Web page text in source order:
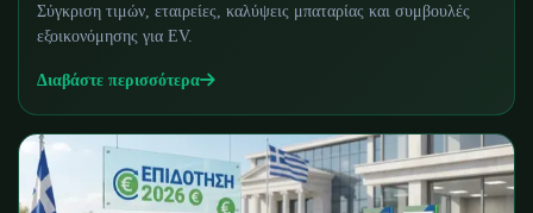
Σύγκριση τιμών, εταιρείες, καλύψεις μπαταρίας και συμβουλές
εξοικονόμησης για EV.
Διαβάστε περισσότερα